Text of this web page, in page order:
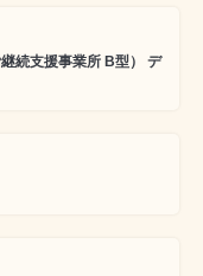
続支援事業所 B型） デ